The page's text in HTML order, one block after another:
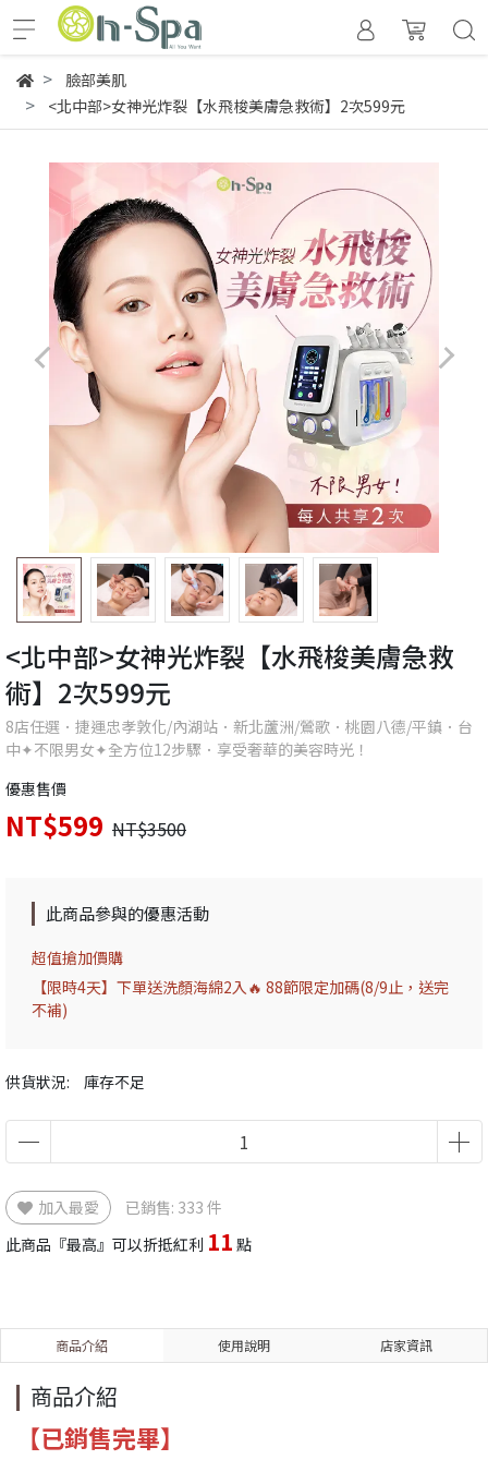
臉部美肌
<北中部>女神光炸裂【水飛梭美膚急救術】2次599元
<北中部>女神光炸裂【水飛梭美膚急救
術】2次599元
8店任選．捷運忠孝敦化/內湖站．新北蘆洲/鶯歌．桃園八德/平鎮．台
中✦不限男女✦全方位12步驟．享受奢華的美容時光！
優惠售價
NT$599 NT$3500
供貨狀況: 庫存不足
此商品參與的優惠活動
超值搶加價購
【限時4天】下單送洗顏海綿2入🔥 88節限定加碼(8/9止，送完
不補)
加入最愛
已銷售: 333 件
此商品『最高』可以折抵紅利 11 點
商品介紹 使用說明 店家資訊
商品介紹
【已銷售完畢】